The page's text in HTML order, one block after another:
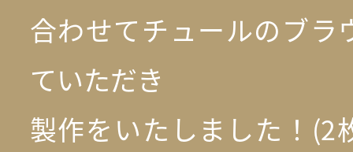
合わせてチュールのブラ
ていただき
製作をいたしました！(2